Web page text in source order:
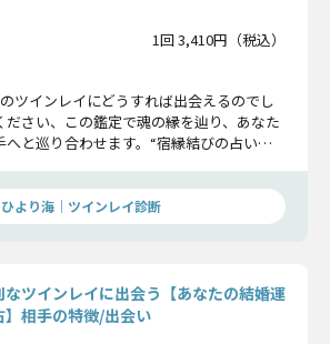
1回 3,410円（税込）
ツインレイにどうすれば出会えるのでし
さい、この鑑定で魂の縁を辿り、あなた
へと巡り合わせます。“宿縁結びの占い
ひより海｜ツインレイ診断
なツインレイに出会う【あなたの結婚運
】相手の特徴/出会い